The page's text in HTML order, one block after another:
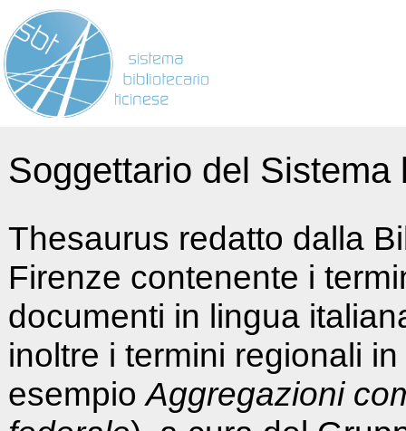
Soggettario del
Thesaurus redatto dalla
Firenze contenente i
documenti in lingua
inoltre i termini regionali
esempioAggregazioni